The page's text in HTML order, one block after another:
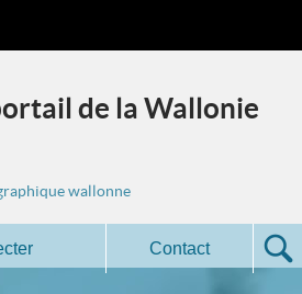
de la Wallonie
wallonne
Contact